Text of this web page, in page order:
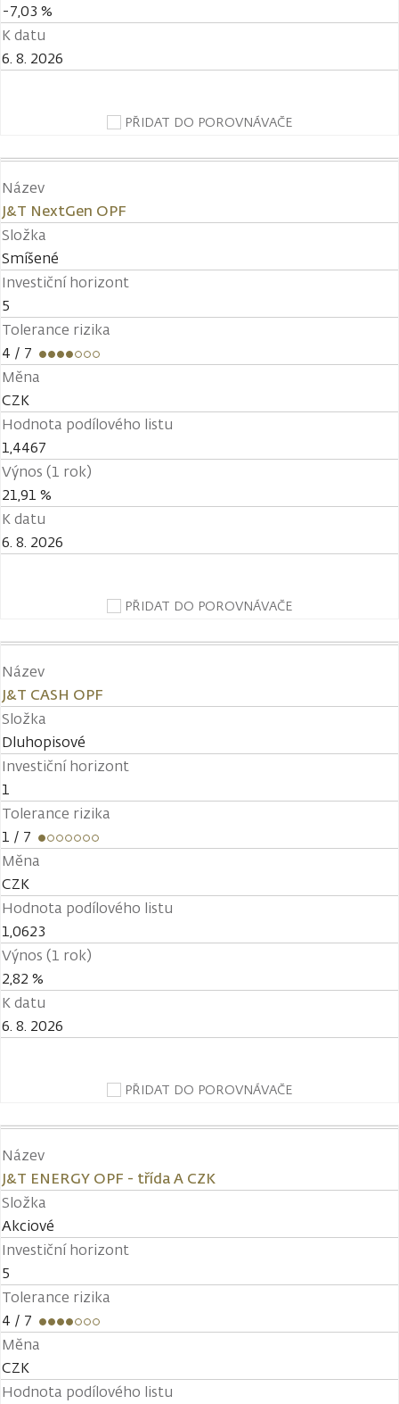
-7,03 %
K datu
6. 8. 2026
PŘIDAT DO POROVNÁVAČE
Název
J&T NextGen OPF
Složka
Smíšené
Investiční horizont
5
Tolerance rizika
4 / 7
Měna
CZK
Hodnota podílového listu
1,4467
Výnos (1 rok)
21,91 %
K datu
6. 8. 2026
PŘIDAT DO POROVNÁVAČE
Název
J&T CASH OPF
Složka
Dluhopisové
Investiční horizont
1
Tolerance rizika
1 / 7
Měna
CZK
Hodnota podílového listu
1,0623
Výnos (1 rok)
2,82 %
K datu
6. 8. 2026
PŘIDAT DO POROVNÁVAČE
Název
J&T ENERGY OPF - třída A CZK
Složka
Akciové
Investiční horizont
5
Tolerance rizika
4 / 7
Měna
CZK
Hodnota podílového listu